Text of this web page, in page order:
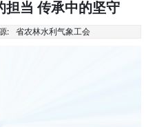
担当 传承中的坚守
: 省农林水利气象工会